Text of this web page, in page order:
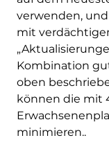
verwenden,
mit
Kombination
oben
können die mit
minimieren..